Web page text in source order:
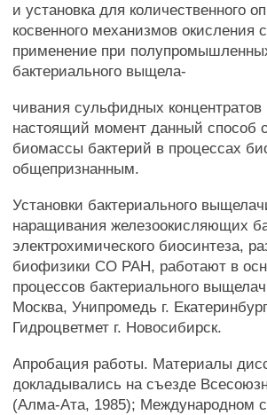
и установка для количественного
косвенного механизмов
применение при
бактериального выщела-
чивания сульфидных
настоящий момент данный способ
биомассы бактерий в процессах
общепризнанным.
Установки бактериального
наращивания железоокисляющих
электрохимического биосинтеза,
биофизики СО РАН, работают в
процессов бактериального
Москва, Унипромедь г.
Гидроцветмет г. Новосибирск.
Апробация работы. Материалы
докладывались на съезде
(Алма-Ата, 1985); Международном